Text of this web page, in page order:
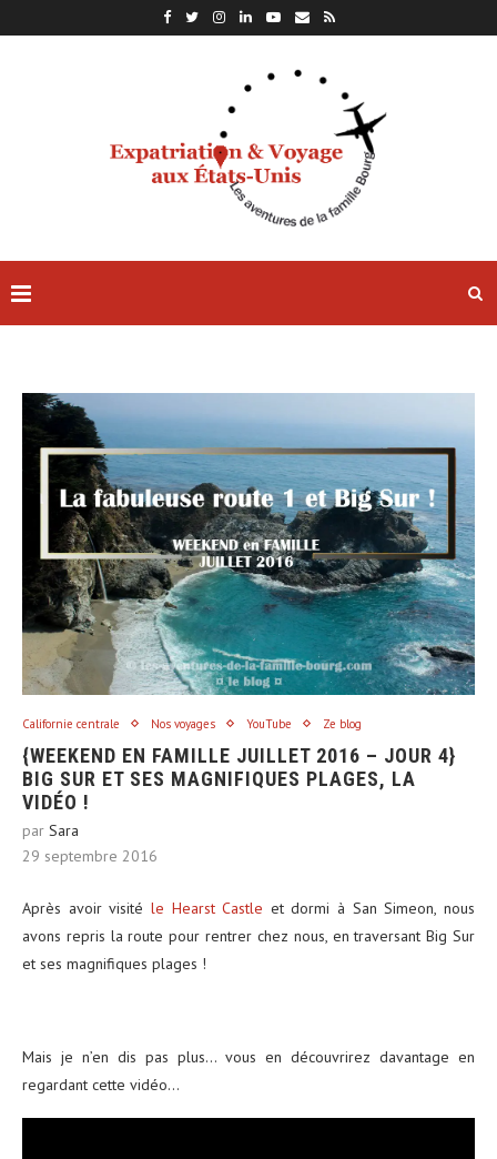
Californie centrale Nos voyages YouTube Ze blog
{WEEKEND EN FAMILLE JUILLET 2016 – JOUR 4}
BIG SUR ET SES MAGNIFIQUES PLAGES, LA
VIDÉO !
par Sara
29 septembre 2016
Après avoir visité le Hearst Castle et dormi à San Simeon, nous
avons repris la route pour rentrer chez nous, en traversant Big Sur
et ses magnifiques plages !
Mais je n’en dis pas plus… vous en découvrirez davantage en
regardant cette vidéo…